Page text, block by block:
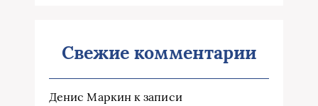
Свежие комментарии
Денис Маркинк записи